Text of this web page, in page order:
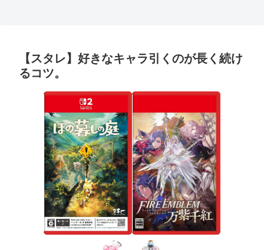
【スタレ】好きなキャラ引くのが長く続け
るコツ。